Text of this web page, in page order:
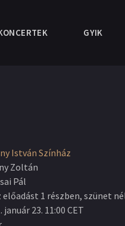
GYIK
István Színház
Zoltán
Pál
előadást 1 részben, szünet
január 23. 11:00 CET